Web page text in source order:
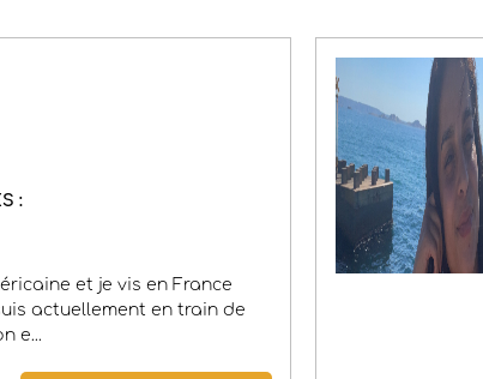
:
et je vis en France
actuellement en train de
e...